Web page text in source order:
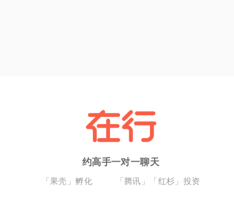
约高手一对一聊天
「果壳」孵化 「腾讯」「红杉」投资